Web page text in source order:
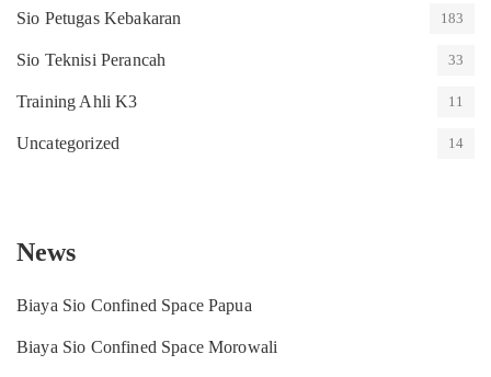
Sio Petugas Kebakaran 183
Sio Teknisi Perancah 33
Training Ahli K3 11
Uncategorized 14
News
Biaya Sio Confined Space Papua
Biaya Sio Confined Space Morowali